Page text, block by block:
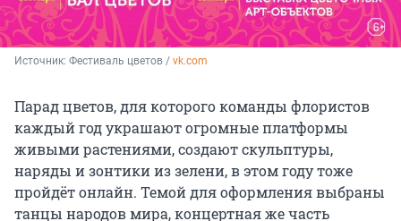
Источник: Фестиваль цветов / vk.com
Парад цветов, для которого команды флористов
каждый год украшают огромные платформы
живыми растениями, создают скульптуры,
наряды и зонтики из зелени, в этом году тоже
пройдёт онлайн. Темой для оформления выбраны
танцы народов мира, концертная же часть